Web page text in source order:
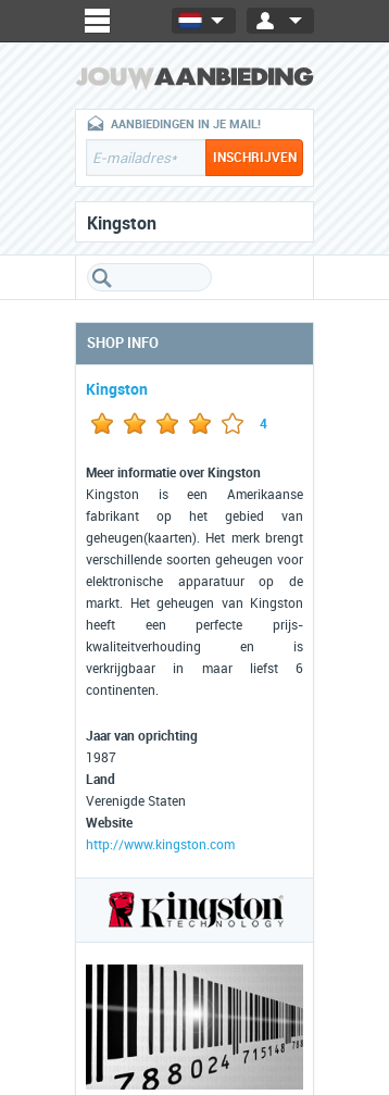
AANBIEDINGEN IN JE MAIL!
Kingston
SHOP INFO
Kingston
4
Meer informatie over Kingston
Kingston is een Amerikaanse
fabrikant op het gebied van
geheugen(kaarten). Het merk brengt
verschillende soorten geheugen voor
elektronische apparatuur op de
markt. Het geheugen van Kingston
heeft een perfecte prijs-
kwaliteitverhouding en is
verkrijgbaar in maar liefst 6
continenten.
Jaar van oprichting
1987
Land
Verenigde Staten
Website
http://www.kingston.com